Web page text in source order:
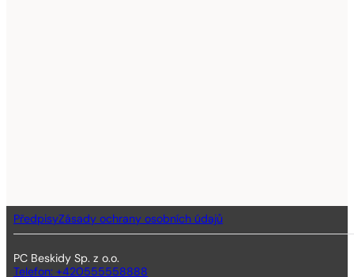
PředpisyZásady ochrany osobních údajů
PC Beskidy Sp. z o.o.
Telefon: +420555558888